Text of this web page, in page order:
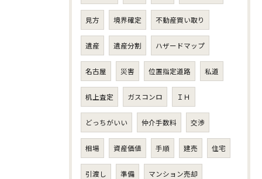
見方 境界確定 不動産買い取り
遺産 遺産分割 ハザードマップ
名古屋 災害 位置指定道路 私道
机上査定 ガスコンロ ＩＨ
どっちがいい 仲介手数料 交渉
相場 資産価値 手順 建売 住宅
引渡し 準備 マンション売却